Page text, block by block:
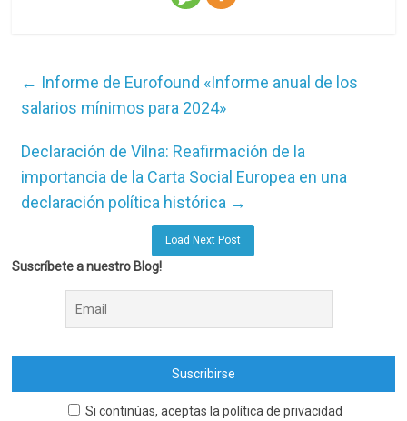
← Informe de Eurofound «Informe anual de los
salarios mínimos para 2024»
Declaración de Vilna: Reafirmación de la
importancia de la Carta Social Europea en una
declaración política histórica →
Load Next Post
Suscríbete a nuestro Blog!
Si continúas, aceptas la política de privacidad